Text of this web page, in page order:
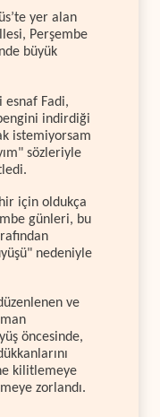
yer alan
Perşembe
büyük
esnaf Fadi,
indirdiği
istemiyorsam
sözleriyle
için oldukça
günleri, bu
nedeniyle
ve
öncesinde,
kilitlemeye
zorlandı.